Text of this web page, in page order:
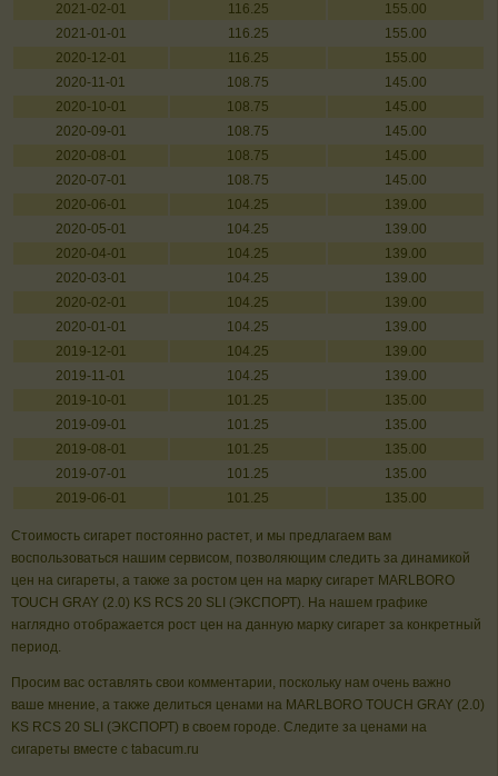
2021-02-01
116.25
155.00
2021-01-01
116.25
155.00
2020-12-01
116.25
155.00
2020-11-01
108.75
145.00
2020-10-01
108.75
145.00
2020-09-01
108.75
145.00
2020-08-01
108.75
145.00
2020-07-01
108.75
145.00
2020-06-01
104.25
139.00
2020-05-01
104.25
139.00
2020-04-01
104.25
139.00
2020-03-01
104.25
139.00
2020-02-01
104.25
139.00
2020-01-01
104.25
139.00
2019-12-01
104.25
139.00
2019-11-01
104.25
139.00
2019-10-01
101.25
135.00
2019-09-01
101.25
135.00
2019-08-01
101.25
135.00
2019-07-01
101.25
135.00
2019-06-01
101.25 135.00
Стоимость сигарет постоянно растет, и мы предлагаем вам
воспользоваться нашим сервисом, позволяющим следить за динамикой
цен на сигареты, а также за ростом цен на марку сигарет MARLBORO
TOUCH GRAY (2.0) KS RCS 20 SLI (ЭКСПОРТ). На нашем графике
наглядно отображается рост цен на данную марку сигарет за конкретный
период.
Просим вас оставлять свои комментарии, поскольку нам очень важно
ваше мнение, а также делиться ценами на MARLBORO TOUCH GRAY (2.0)
KS RCS 20 SLI (ЭКСПОРТ) в своем городе. Следите за ценами на
сигареты вместе с tabacum.ru